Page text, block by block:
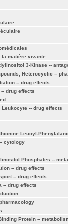
la matière vivante
3-Kinase --
Heterocyclic --
-- drug effects
drug effects
Leukocyte -- drug effects
Leucyl-
cytology
Phosphates --
-- drug effects
-- drug effects
-- drug effects
Protein --